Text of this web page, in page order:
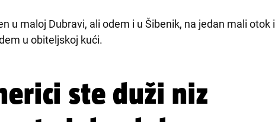
u maloj Dubravi, ali odem i u Šibenik, na jedan mali otok i
u obiteljskoj kući.
ste duži niz